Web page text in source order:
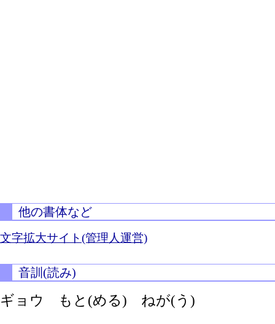
他の書体など
文字拡大サイト(管理人運営)
音訓(読み)
ギョウ もと(める) ねが(う)